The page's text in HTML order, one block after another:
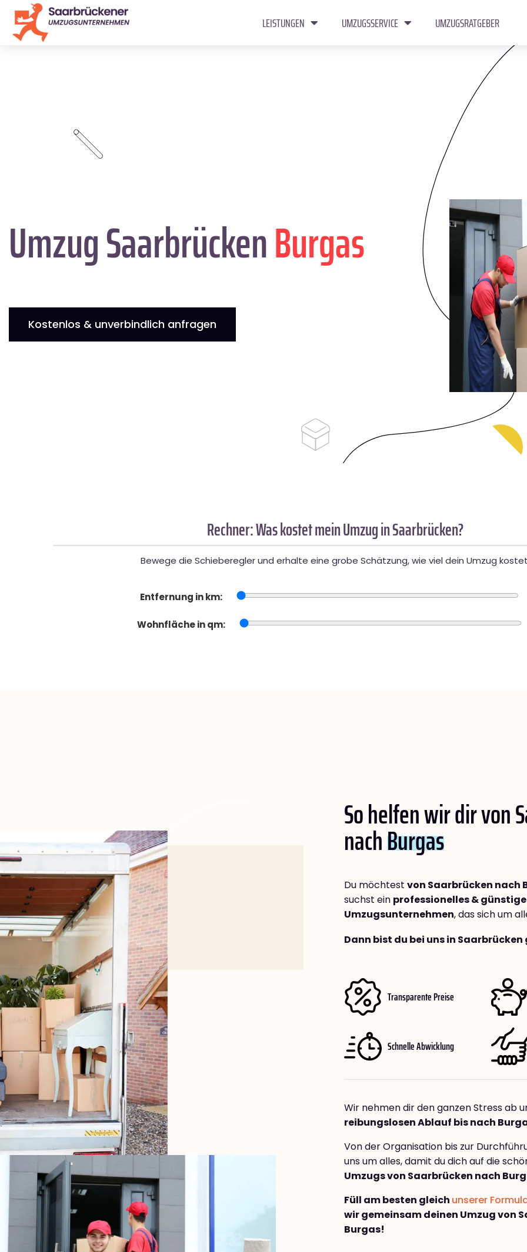
LEISTUNGEN UMZUGSSERVICE UMZUGSRATGEBER
Umzug SaarbrückenBurgas
Kostenlos & unverbindlich anfragen
Rechner: Was kostet mein Umzug in Saarbrücken?
Bewege die Schieberegler und erhalte eine grobe Schätzung, wie viel dein Umzug
Entfernung in km:
Wohnfläche in qm:
So helfen wir dir von
nachBurgas
Du möchtest von Saarbrücken nach
suchst ein professionelles &
Umzugsunternehmen, das sich um
Dann bist du bei uns in
Transparente Preise
Schnelle Abwicklung
Wir nehmen dir den ganzen Stress ab
reibungslosen Ablauf bis nach
Von der Organisation bis zur
uns um alles, damit du dich auf die
Umzugs von Saarbrücken nach
Füll am besten gleich unserer
wir gemeinsam deinen Umzug von
Burgas!